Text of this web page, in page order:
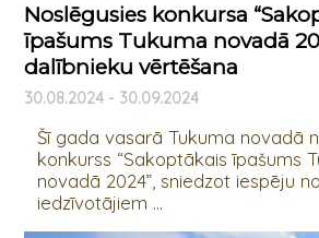
Noslēgusies konkursa
īpašums Tukuma novadā
dalībnieku vērtēšana
30.08.2024 - 30.09.2024
Šī gada vasarā Tukuma novadā
konkurss “Sakoptākais īpašums
novadā 2024”, sniedzot iespēju
iedzīvotājiem ...